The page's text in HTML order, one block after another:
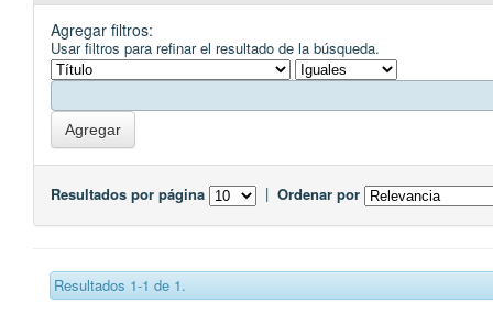
Agregar filtros:
Usar filtros para refinar el resultado de la búsqueda.
Resultados por página | Ordenar por
Resultados 1-1 de 1.